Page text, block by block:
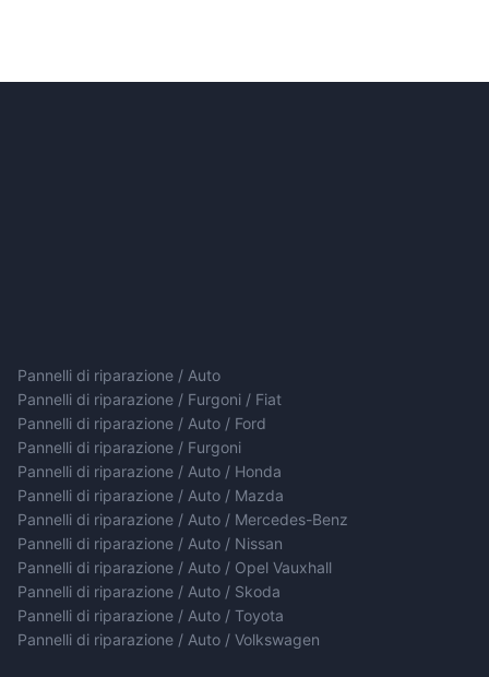
Pannelli di riparazione / Auto
Pannelli di riparazione / Furgoni / Fiat
Pannelli di riparazione / Auto / Ford
Pannelli di riparazione / Furgoni
Pannelli di riparazione / Auto / Honda
Pannelli di riparazione / Auto / Mazda
Pannelli di riparazione / Auto / Mercedes-Benz
Pannelli di riparazione / Auto / Nissan
Pannelli di riparazione / Auto / Opel Vauxhall
Pannelli di riparazione / Auto / Skoda
Pannelli di riparazione / Auto / Toyota
Pannelli di riparazione / Auto / Volkswagen